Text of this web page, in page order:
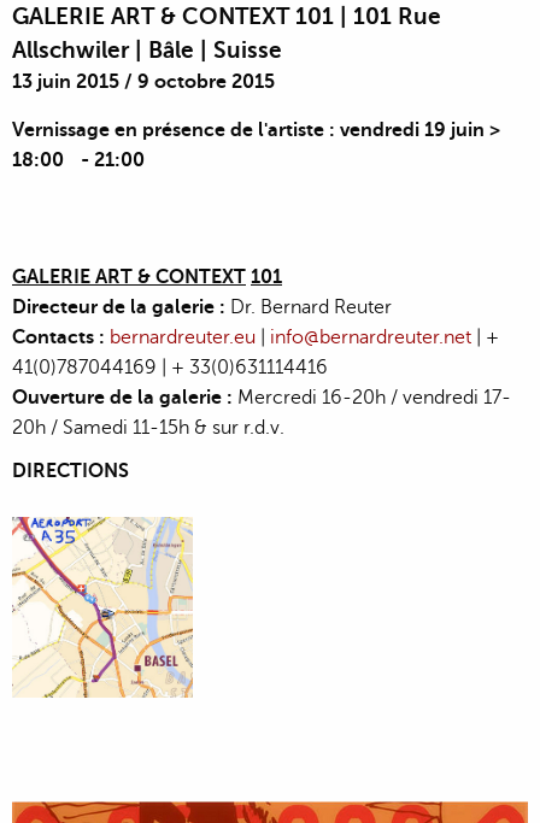
GALERIE ART & CONTEXT 101 | 101 Rue
Allschwiler | Bâle | Suisse
13 juin 2015 / 9 octobre 2015
Vernissage en présence de l'artiste : vendredi 19 juin >
18:00 - 21:00
GALERIE ART & CONTEXT 101
Directeur de la galerie : Dr. Bernard Reuter
Contacts : bernardreuter.eu info@bernardreuter.net | +
41(0)787044169 | + 33(0)631114416
Ouverture de la galerie : Mercredi 16-20h / vendredi 17-
20h / Samedi 11-15h & sur r.d.v.
DIRECTIONS